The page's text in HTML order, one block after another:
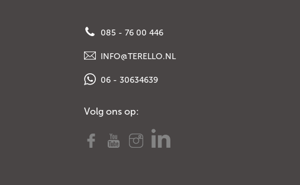
085 - 76 00 446
INFO@TERELLO.NL
06 - 30634639
Volg ons op: